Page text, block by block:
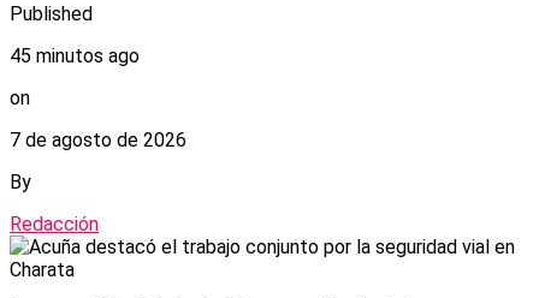
Published
45 minutos ago
on
7 de agosto de 2026
By
Redacción